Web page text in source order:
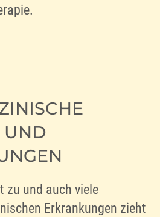
UND
zu und auch viele
Erkrankungen zieht